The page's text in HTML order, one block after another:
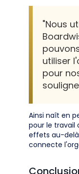
"Nous
utiliser
pour
Ainsi naît en
pour le travail
effets au-delà
connecte